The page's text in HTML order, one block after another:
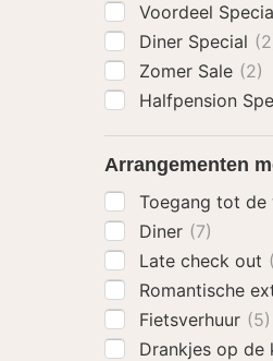
Voordeel
Diner Special
Zomer Sale (2)
Halfpension
Arrangementen
Toegang tot de
Diner (7)
Late check out
Romantische
Fietsverhuur (5)
Drankjes op de